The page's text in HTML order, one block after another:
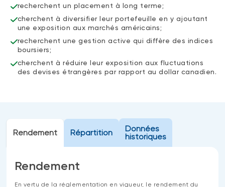
Actions
Fonds équilibré
Marché monétaire
Alternatif
recherchent un placement à long terme;
cherchent à diversifier leur portefeuille en y ajoutant
une exposition aux marchés américains;
recherchent une gestion active qui diffère des indices
boursiers;
cherchent à réduire leur exposition aux fluctuations
des devises étrangères par rapport au dollar canadien.
Rendement Répartition
Données
historiques
Rendement
En vertu de la réglementation en vigueur, le rendement du